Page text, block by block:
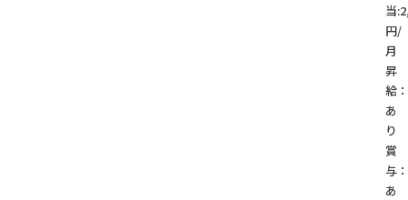
当
円/
月
昇
給：
あ
り
賞
与：
あ